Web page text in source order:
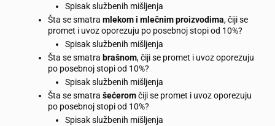
Spisak službenih mišljenja
Šta se smatra mlekom i mlečnim proizvodima, čiji se
promet i uvoz oporezuju po posebnoj stopi od 10%?
Spisak službenih mišljenja
Šta se smatra brašnom, čiji se promet i uvoz oporezuju
po posebnoj stopi od 10%?
Spisak službenih mišljenja
Šta se smatra šećeromčiji se promet i uvoz oporezuju
po posebnoj stopi od 10%?
Spisak službenih mišljenja